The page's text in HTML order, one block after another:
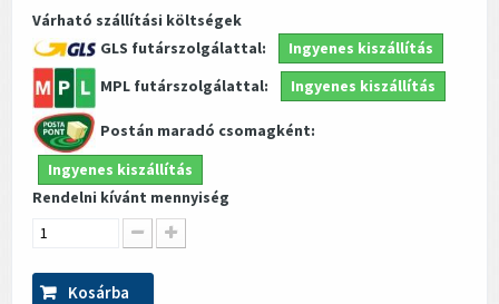
Várható szállítási költségek
GLS futárszolgálattal:
Ingyenes kiszállítás
MPL futárszolgálattal:
Ingyenes kiszállítás
Postán maradó csomagként:
Ingyenes kiszállítás
Rendelni kívánt mennyiség
Kosárba